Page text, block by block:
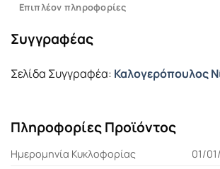
Επιπλέον πληροφορίες
Συγγραφέας
Σελίδα Συγγραφέα: Καλογερόπουλος
Πληροφορίες Προϊόντος
Ημερομηνία Κυκλοφορίας
01/